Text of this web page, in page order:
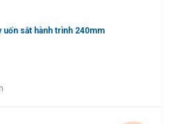
uốn sắt hành trình 240mm